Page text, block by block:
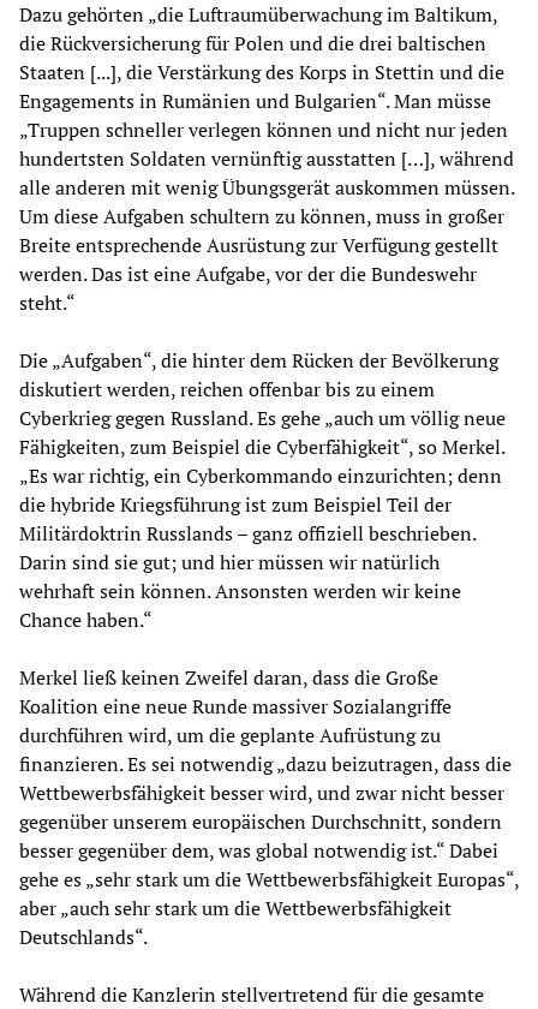
Dazu gehörten „die Luftraumüberwachung im Baltikum,
die Rückversicherung für Polen und die drei baltischen
Staaten [...], die Verstärkung des Korps in Stettin und die
Engagements in Rumänien und Bulgarien“. Man müsse
„Truppen schneller verlegen können und nicht nur jeden
hundertsten Soldaten vernünftig ausstatten […], während
alle anderen mit wenig Übungsgerät auskommen müssen.
Um diese Aufgaben schultern zu können, muss in großer
Breite entsprechende Ausrüstung zur Verfügung gestellt
werden. Das ist eine Aufgabe, vor der die Bundeswehr
steht.“
Die „Aufgaben“, die hinter dem Rücken der Bevölkerung
diskutiert werden, reichen offenbar bis zu einem
Cyberkrieg gegen Russland. Es gehe „auch um völlig neue
Fähigkeiten, zum Beispiel die Cyberfähigkeit“, so Merkel.
„Es war richtig, ein Cyberkommando einzurichten; denn
die hybride Kriegsführung ist zum Beispiel Teil der
Militärdoktrin Russlands – ganz offiziell beschrieben.
Darin sind sie gut; und hier müssen wir natürlich
wehrhaft sein können. Ansonsten werden wir keine
Chance haben.“
Merkel ließ keinen Zweifel daran, dass die Große
Koalition eine neue Runde massiver Sozialangriffe
durchführen wird, um die geplante Aufrüstung zu
finanzieren. Es sei notwendig „dazu beizutragen, dass die
Wettbewerbsfähigkeit besser wird, und zwar nicht besser
gegenüber unserem europäischen Durchschnitt, sondern
besser gegenüber dem, was global notwendig ist.“ Dabei
gehe es „sehr stark um die Wettbewerbsfähigkeit Europas“,
aber „auch sehr stark um die Wettbewerbsfähigkeit
Deutschlands“.
Während die Kanzlerin stellvertretend für die gesamte